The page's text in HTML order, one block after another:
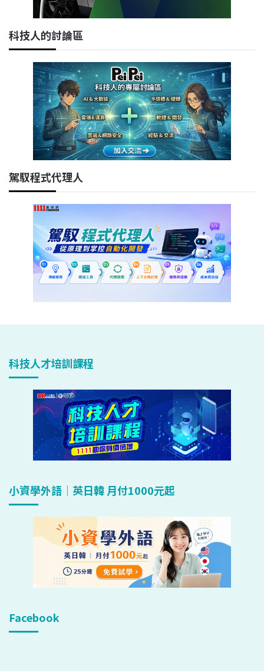
科技人的討論區
駕馭程式代理人
科技人才培訓課程
小資學外語｜英日韓 月付1000元起
Facebook